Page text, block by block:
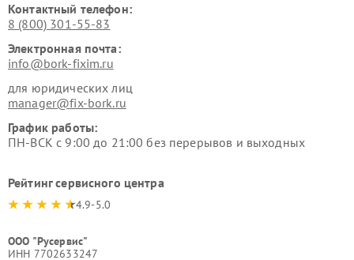
Контактный телефон:
8 (800) 301-55-83
Электронная почта:
info@bork-fixim.ru
для юридических лиц
manager@fix-bork.ru
График работы:
ПН-ВСК с 9:00 до 21:00 без перерывов и выходных
Рейтинг сервисного центра
4.9-5.0
ООО "Русервис"
ИНН 7702633247